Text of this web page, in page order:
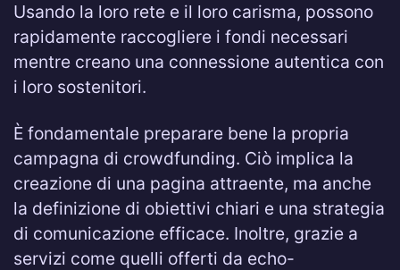
Usando la loro rete e il loro carisma, possono
rapidamente raccogliere i fondi necessari
mentre creano una connessione autentica con
i loro sostenitori.
È fondamentale preparare bene la propria
campagna di crowdfunding. Ciò implica la
creazione di una pagina attraente, ma anche
la definizione di obiettivi chiari e una strategia
di comunicazione efficace. Inoltre, grazie a
servizi come quelli offerti da echo-